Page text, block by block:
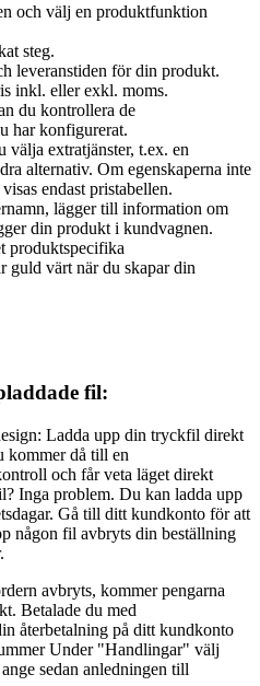
och välj en produktfunktion
steg.
leveranstiden för din produkt.
inkl. eller exkl. moms.
du kontrollera de
har konfigurerat.
extratjänster, t.ex. en
alternativ. Om egenskaperna inte
endast pristabellen.
lägger till information om
din produkt i kundvagnen.
produktspecifika
guld värt när du skapar din
fil:
Ladda upp din tryckfil direkt
kommer då till en
och får veta läget direkt
Inga problem. Du kan ladda upp
Gå till ditt kundkonto för att
någon fil avbryts din beställning
avbryts, kommer pengarna
Betalade du med
återbetalning på ditt kundkonto
Under "Handlingar" välj
sedan anledningen till